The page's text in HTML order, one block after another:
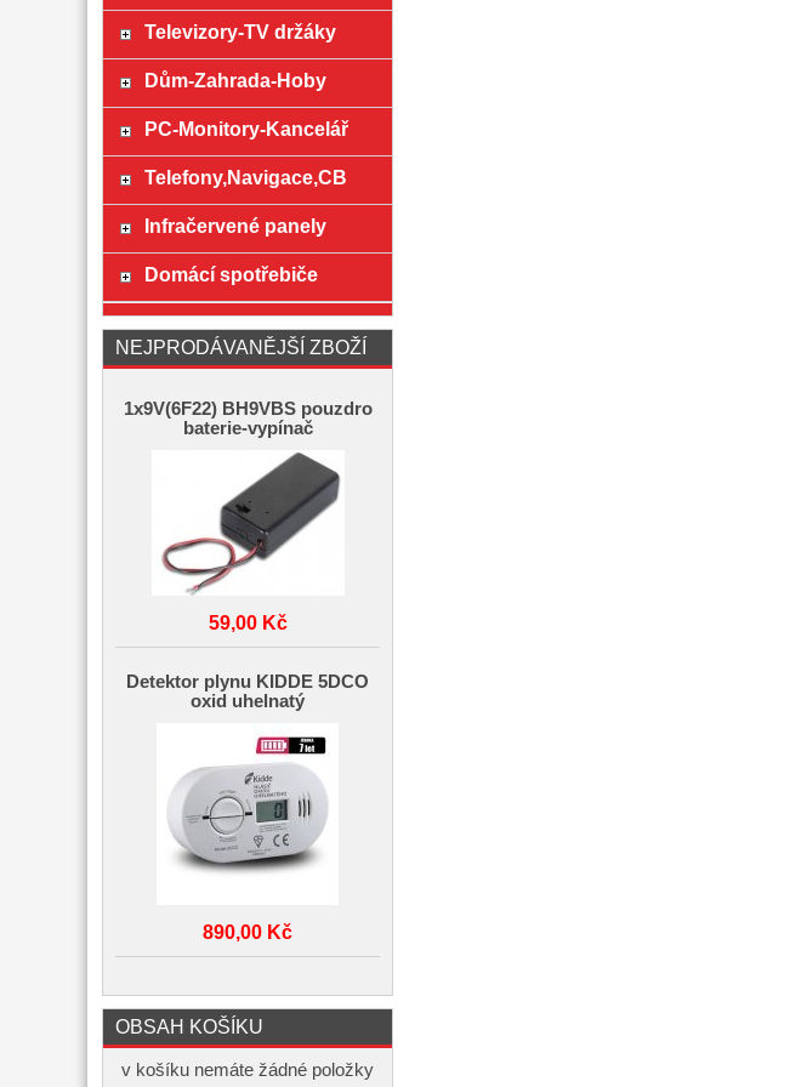
Televizory-TV držáky
Dům-Zahrada-Hoby
PC-Monitory-Kancelář
Telefony,Navigace,CB
Infračervené panely
Domácí spotřebiče
NEJPRODÁVANĚJŠÍ ZBOŽÍ
1x9V(6F22) BH9VBS pouzdro
baterie-vypínač
59,00 Kč
Detektor plynu KIDDE 5DCO
oxid uhelnatý
890,00 Kč
OBSAH KOŠÍKU
v košíku nemáte žádné položky